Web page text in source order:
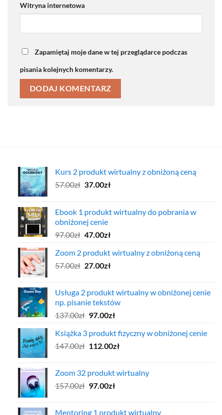
Witryna internetowa
Zapamiętaj moje dane w tej przeglądarce podczas
pisania kolejnych komentarzy.
Kurs 2 produkt wirtualny z obniżoną ceną
57.00zł Pierwotna
57.00zł.
37.00złAktualna
37.00zł.
Ebook 1 produkt wirtualny do pobrania w
obniżonej cenie
97.00zł Pierwotna
wynosiła:
97.00zł.
47.00złAktualna
wynosi:
47.00zł.
Zoom 2 produkt wirtualny z obniżoną ceną
57.00zł Pierwotna
57.00zł.
27.00złAktualna
27.00zł.
Usługa 2 produkt wirtualny w obniżonej cenie
np. pisanie tekstów
137.00zł Pierwotna
wynosiła:
137.00zł.
97.00złAktualna
wynosi:
97.00zł.
Książka 3 produkt fizyczny w obniżonej cenie
147.00zł Pierwotna
147.00zł.
112.00złAktualna
112.00zł.
Zoom 32 produkt wirtualny
157.00zł Pierwotna
97.00złAktualna
Mentoring 1 produkt wirtualny